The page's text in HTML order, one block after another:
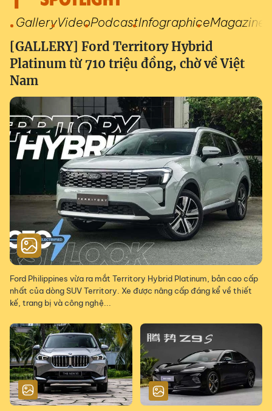
GalleryVideoPodcastInfographiceMagazine
[GALLERY] Ford Territory Hybrid
Platinum từ 710 triệu đồng, chờ về Việt
Nam
Ford Philippines vừa ra mắt Territory Hybrid Platinum, bản cao cấp
nhất của dòng SUV Territory. Xe được nâng cấp đáng kể về thiết
kế, trang bị và công nghệ...